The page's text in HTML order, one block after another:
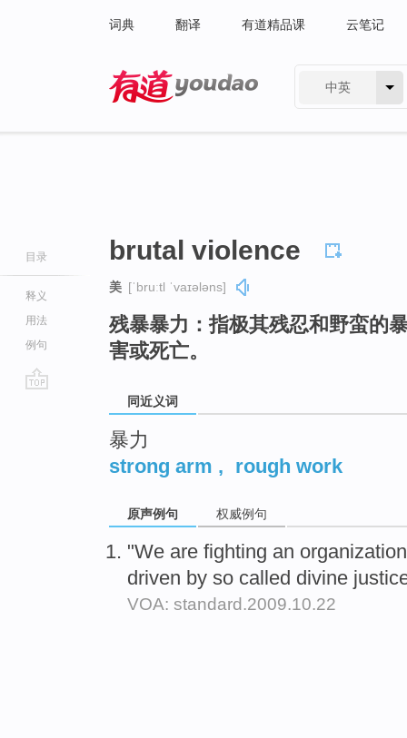
词典 翻译 有道精品课 云笔记
中英
目录
释义
用法
例句
brutal violence
美 [ˈbruːtl ˈvaɪələns]
残暴暴力：指极其残忍和野蛮的
害或死亡。
同近义词
暴力
strong arm , rough work
原声例句 权威例句
"We are fighting an
driven by so called divine
VOA: standard.2009.10.22